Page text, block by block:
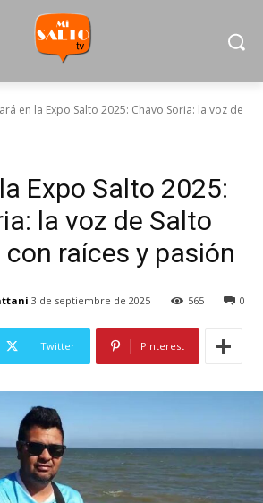
en la Expo Salto 2025: Chavo Soria: la voz de
Expo Salto 2025:
la voz de Salto
raíces y pasión
3 de septiembre de 2025 0
565
Twitter Pinterest